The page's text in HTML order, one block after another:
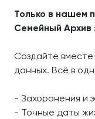
Только в нашем
Семейный Архив
Создайте вместе
данных. Всё в
- Захоронения и
- Точные даты